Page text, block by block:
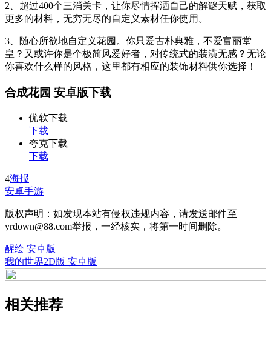
2、超过400个三消关卡，让你尽情挥洒自己的解谜天赋，获取
更多的材料，无穷无尽的自定义素材任你使用。
3、随心所欲地自定义花园。你只爱古朴典雅，不爱富丽堂
皇？又或许你是个极简风爱好者，对传统式的装潢无感？无论
你喜欢什么样的风格，这里都有相应的装饰材料供你选择！
合成花园 安卓版下载
优软下载
下载
夸克下载
下载
4海报
安卓手游
版权声明：如发现本站有侵权违规内容，请发送邮件至
yrdown@88.com举报，一经核实，将第一时间删除。
醒绘 安卓版
我的世界2D版 安卓版
相关推荐